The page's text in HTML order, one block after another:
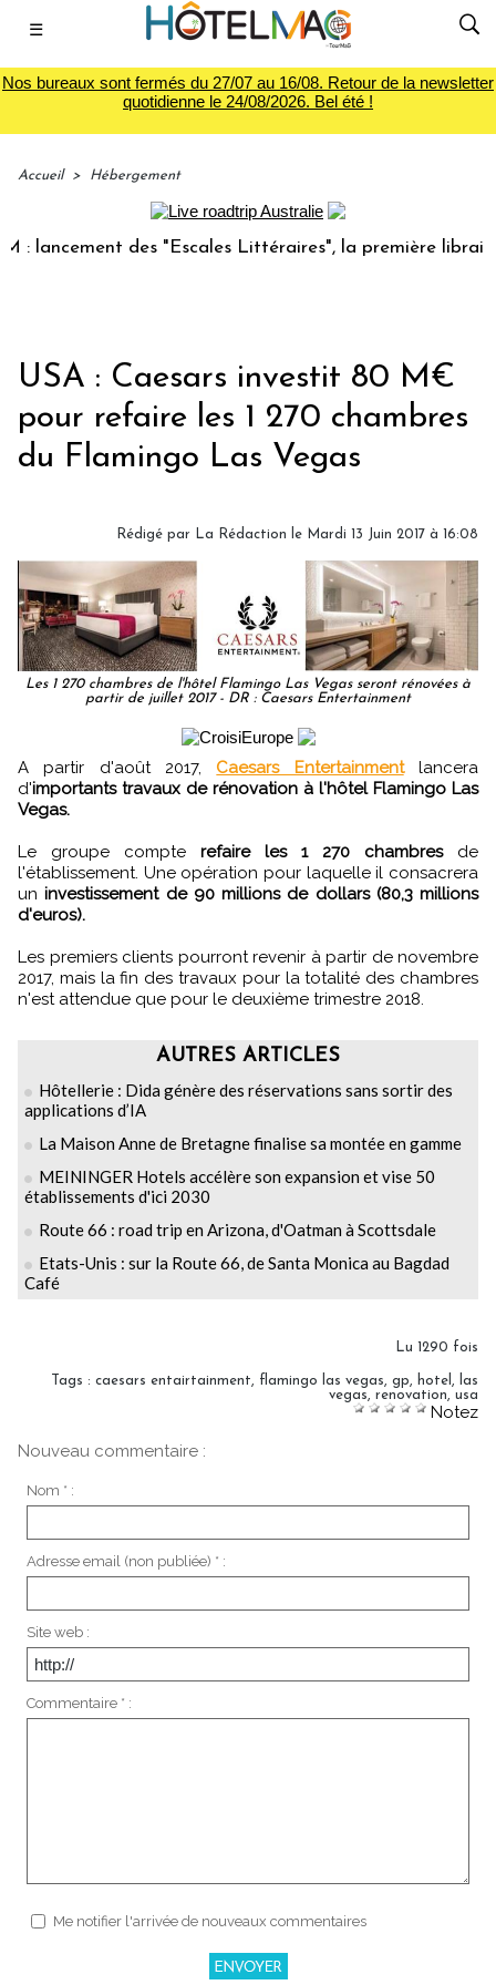
☰
Nos bureaux sont fermés du 27/07 au 16/08. Retour de la newsletter
quotidienne le 24/08/2026. Bel été !
Accueil > Hébergement
lancement des "Escales Littéraires", la première librairie
USA : Caesars investit 80 M€
pour refaire les 1 270 chambres
du Flamingo Las Vegas
Rédigé par La Rédaction le Mardi 13 Juin 2017 à 16:08
Les 1 270 chambres de l'hôtel Flamingo Las Vegas seront rénovées à
partir de juillet 2017 - DR : Caesars Entertainment
A partir d'août 2017, Caesars Entertainmentlancera
d'importants travaux de rénovation à l'hôtel Flamingo Las
Vegas.
Le groupe compte refaire les 1 270 chambresde
l'établissement. Une opération pour laquelle il consacrera
uninvestissement de 90 millions de dollars (80,3 millions
d'euros).
Les premiers clients pourront revenir à partir de novembre
2017, mais la fin des travaux pour la totalité des chambres
n'est attendue que pour le deuxième trimestre 2018.
AUTRES ARTICLES
Hôtellerie : Dida génère des réservations sans sortir des
applications d’IA
La Maison Anne de Bretagne finalise sa montée en gamme
MEININGER Hotels accélère son expansion et vise 50
établissements d'ici 2030
Route 66 : road trip en Arizona, d'Oatman à Scottsdale
Etats-Unis : sur la Route 66, de Santa Monica au Bagdad
Café
Lu 1290 fois
Tags : caesars entairtainment, flamingo las vegas, gp, hotel ,
las
vegas, renovation, usa
Notez
Nouveau commentaire :
Nom * :
Adresse email (non publiée) * :
Site web :
Commentaire * :
Me notifier l'arrivée de nouveaux commentaires